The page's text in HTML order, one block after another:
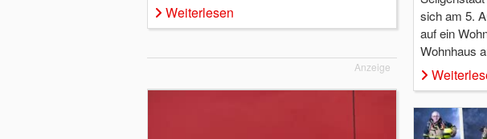
Weiterlesen
Anzeige
sich am 5.
auf ein
Wohnhaus